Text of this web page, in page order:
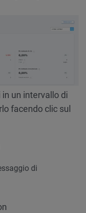
un intervallo di
facendo clic sul
di